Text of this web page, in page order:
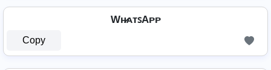
Wʜ̷ᴀᴛꜱAᴘᴘ
Copy